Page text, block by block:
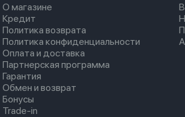
О магазине
Кредит
Политика возврата
Политика конфиденциальности
Оплата и доставка
Партнерская программа
Гарантия
Обмен и возврат
Бонусы
Trade-in